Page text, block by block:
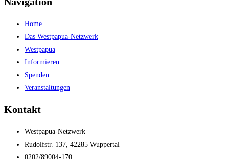
Home
Das Westpapua-Netzwerk
Westpapua
Informieren
Spenden
Veranstaltungen
Kontakt
Westpapua-Netzwerk
Rudolfstr. 137, 42285 Wuppertal
0202/89004-170